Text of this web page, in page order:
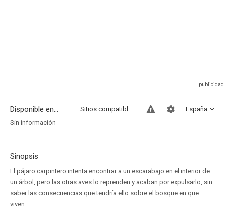
Disponible en... España
Sitios compatibles
Sin información
Sinopsis
El pájaro carpintero intenta encontrar a un escarabajo en el interior de
un árbol, pero las otras aves lo reprenden y acaban por expulsarlo, sin
saber las consecuencias que tendría ello sobre el bosque en que
viven...